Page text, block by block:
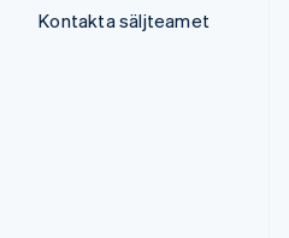
Kontakta säljteamet